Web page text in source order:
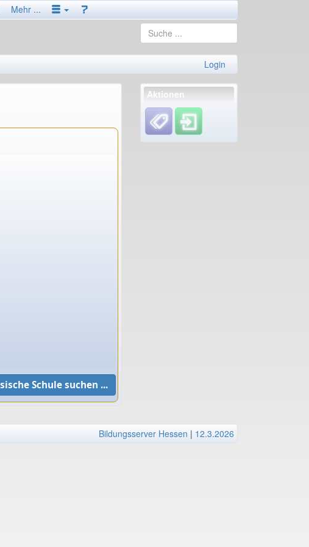
Mehr ...
Login
Aktionen
Bildungsserver Hessen | 12.3.2026